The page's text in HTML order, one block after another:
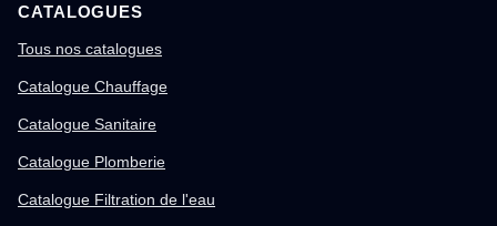
CATALOGUES
Tous nos catalogues
Catalogue Chauffage
Catalogue Sanitaire
Catalogue Plomberie
Catalogue Filtration de l'eau